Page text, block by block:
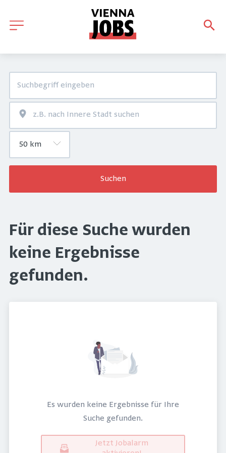
Suchen
Für diese Suche wurden
keine Ergebnisse
gefunden.
Es wurden keine Ergebnisse für Ihre
Suche gefunden.
Jetzt Jobalarm